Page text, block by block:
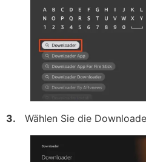
3. Wählen Sie die